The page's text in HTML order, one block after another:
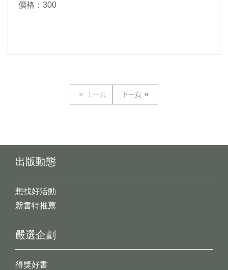
價格：300
上一頁 下一頁
出版動態
想找好活動
新書特推薦
嚴選企劃
得獎好書